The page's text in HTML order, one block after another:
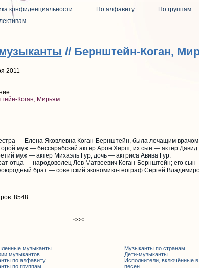
конфиденциальности По алфавиту По группам
// Бернштейн-Коган,
2011
Коган, Мирьям
— Елена Яковлевна Коган-Бернштейн, была лечащим
муж — бессарабский актёр Арон Хирш; их сын — актёр Давид
муж — актёр Михаэль Гур; дочь — актриса Авива Гур.
отца — народоволец Лев Матвеевич Коган-Бернштейн; его
брат — советский экономико-географ Сергей
8548
<<<
музыканты
музыкантов
по алфавиту
по группам
Музыканты по странам
Дети-музыканты
Исполнители, включённые
песен